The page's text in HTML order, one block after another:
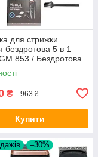
для стрижки
бездротова 5 в 1
853 / Бездротова
для волосся
₴ 963 ₴
Купити
–30%